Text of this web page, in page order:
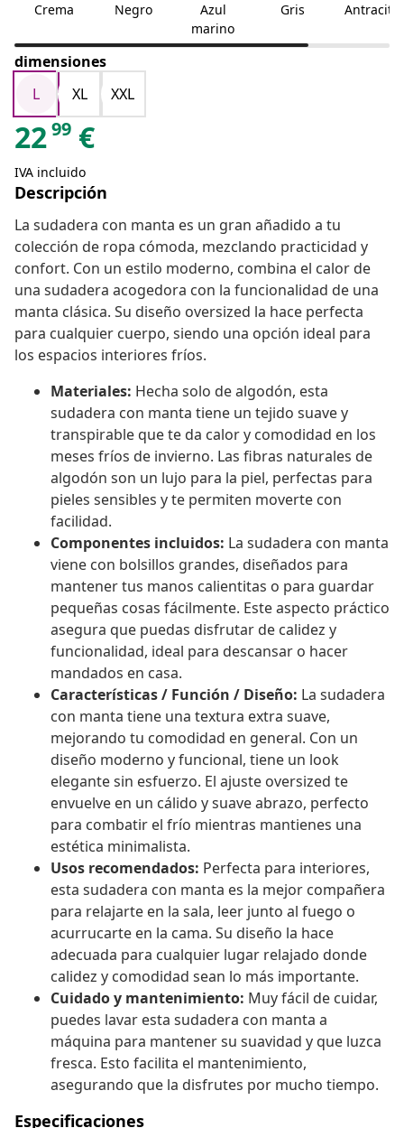
Crema Negro
Azul
marino
Gris Antracita
dimensiones
L
XL XXL
2299 €
IVA incluido
Descripción
La sudadera con manta es un gran añadido a tu
colección de ropa cómoda, mezclando practicidad y
confort. Con un estilo moderno, combina el calor de
una sudadera acogedora con la funcionalidad de una
manta clásica. Su diseño oversized la hace perfecta
para cualquier cuerpo, siendo una opción ideal para
los espacios interiores fríos.
Materiales: Hecha solo de algodón, esta
sudadera con manta tiene un tejido suave y
transpirable que te da calor y comodidad en los
meses fríos de invierno. Las fibras naturales de
algodón son un lujo para la piel, perfectas para
pieles sensibles y te permiten moverte con
facilidad.
Componentes incluidos: La sudadera con manta
viene con bolsillos grandes, diseñados para
mantener tus manos calientitas o para guardar
pequeñas cosas fácilmente. Este aspecto práctico
asegura que puedas disfrutar de calidez y
funcionalidad, ideal para descansar o hacer
mandados en casa.
Características / Función / Diseño: La sudadera
con manta tiene una textura extra suave,
mejorando tu comodidad en general. Con un
diseño moderno y funcional, tiene un look
elegante sin esfuerzo. El ajuste oversized te
envuelve en un cálido y suave abrazo, perfecto
para combatir el frío mientras mantienes una
estética minimalista.
Usos recomendados: Perfecta para interiores,
esta sudadera con manta es la mejor compañera
para relajarte en la sala, leer junto al fuego o
acurrucarte en la cama. Su diseño la hace
adecuada para cualquier lugar relajado donde
calidez y comodidad sean lo más importante.
Cuidado y mantenimiento: Muy fácil de cuidar,
puedes lavar esta sudadera con manta a
máquina para mantener su suavidad y que luzca
fresca. Esto facilita el mantenimiento,
asegurando que la disfrutes por mucho tiempo.
Especificaciones